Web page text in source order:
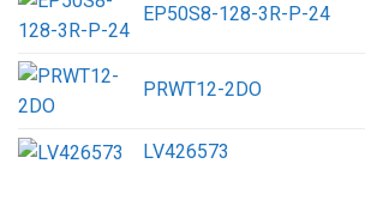
EP50S8-128-3R-P-24
PRWT12-2DO
LV426573